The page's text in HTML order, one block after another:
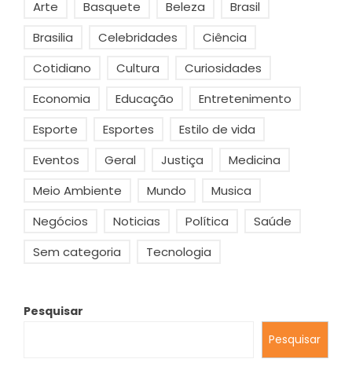
Arte Basquete Beleza
Brasil
Brasilia
Celebridades
Ciência
Cotidiano
Cultura
Curiosidades
Economia
Educação
Entretenimento
Esporte
Esportes
Estilo de vida
Eventos
Geral Justiça
Medicina
Meio Ambiente
Mundo
Musica
Negócios
Noticias Política
Saúde
Sem categoria
Tecnologia
Pesquisar
Pesquisar